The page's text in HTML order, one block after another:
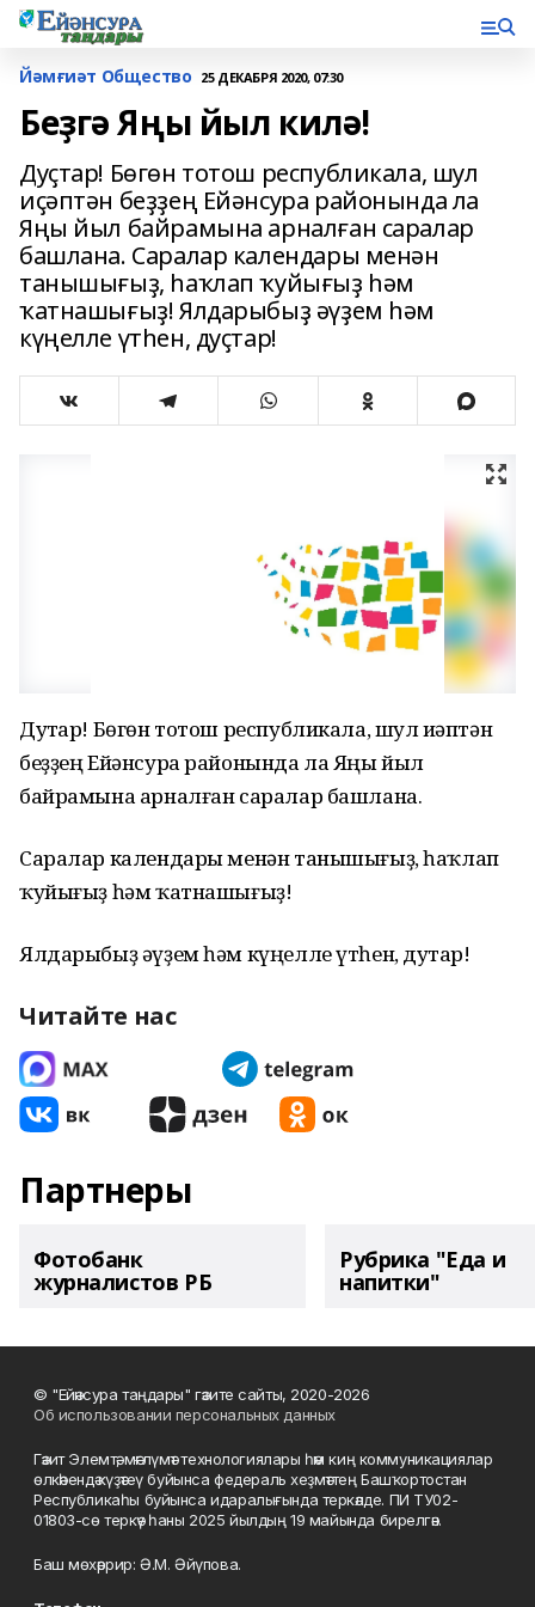
Йәмғиәт Общество 25 ДЕКАБРЯ 2020, 07:30
Беҙгә Яңы йыл килә!
Дуҫтар! Бөгөн тотош республикала, шул
иҫәптән беҙҙең Ейәнсура районында ла
Яңы йыл байрамына арналған саралар
башлана. Саралар календары менән
танышығыҙ, һаҡлап ҡуйығыҙ һәм
ҡатнашығыҙ! Ялдарыбыҙ әүҙем һәм
күңелле үтһен, дуҫтар!
Дуҫтар! Бөгөн тотош республикала, шул иҫәптән
беҙҙең Ейәнсура районында ла Яңы йыл
байрамына арналған саралар башлана.
Саралар календары менән танышығыҙ, һаҡлап
ҡуйығыҙ һәм ҡатнашығыҙ!
Ялдарыбыҙ әүҙем һәм күңелле үтһен, дуҫтар!
Читайте нас
Партнеры
Фотобанк
журналистов РБ
Рубрика "Еда и
напитки"
© "Ейәнсура таңдары" гәзите сайты, 2020-2026
Об использовании персональных данных
Гәзит Элемтә, мәғлүмәт технологиялары һәм киң коммуникациялар
өлкәһендә күҙәтеү буйынса федераль хеҙмәттең Башҡортостан
Республикаһы буйынса идаралығында теркәлде. ПИ ТУ02-
01803-сө теркәү һаны 2025 йылдың 19 майында бирелгән.
Баш мөхәррир: Ә.М. Әйүпова.